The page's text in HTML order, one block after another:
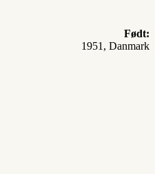
Født:
1951, Danmark